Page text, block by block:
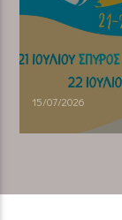
15/07/2026